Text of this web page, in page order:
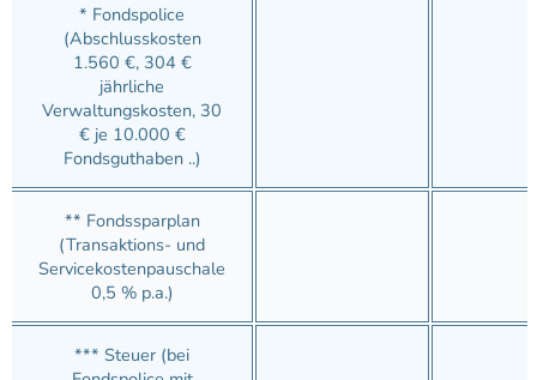
* Fondspolice
(Abschlusskosten
1.560 €, 304 €
jährliche
Verwaltungskosten, 30
€ je 10.000 €
Fondsguthaben ..)
** Fondssparplan
(Transaktions- und
Servicekostenpauschale
0,5 % p.a.)
*** Steuer (bei